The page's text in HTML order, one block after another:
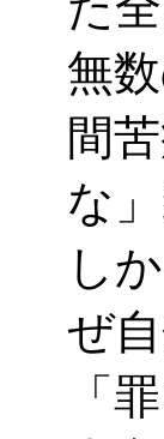
無
間
な」
し
ぜ
「